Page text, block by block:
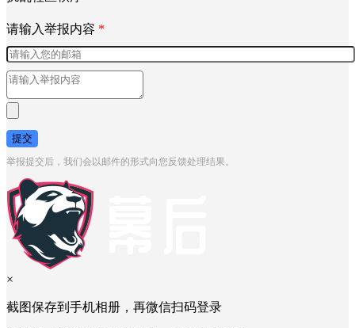
请输入举报内容 *
提交
举报提交后，我们会以邮件的形式向您反馈处理结果。
×
截图保存到手机相册，再微信扫码登录